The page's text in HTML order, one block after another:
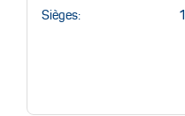
Sièges: 1